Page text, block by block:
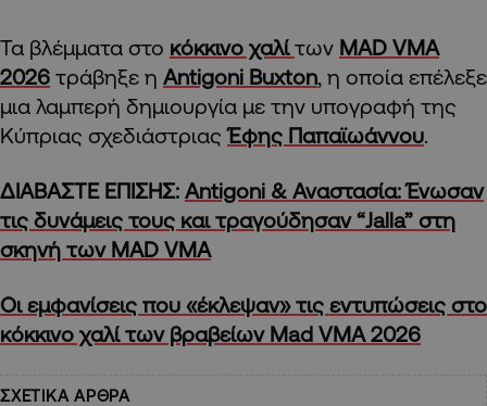
Τα βλέμματα στο κόκκινο χαλίτων MAD VMA
2026 τράβηξε η Antigoni Buxton, η οποία επέλεξε
μια λαμπερή δημιουργία με την υπογραφή της
Κύπριας σχεδιάστριαςΈφης Παπαϊωάννου.
ΔΙΑΒΑΣΤΕ ΕΠΙΣΗΣ: Antigoni & Αναστασία: Ένωσαν
τις δυνάμεις τους και τραγούδησαν “Jalla” στη
σκηνή των MAD VMA
Οι εμφανίσεις που «έκλεψαν» τις εντυπώσεις στο
κόκκινο χαλί των βραβείων Mad VMA 2026
ΣΧΕΤΙΚΑ ΑΡΘΡΑ